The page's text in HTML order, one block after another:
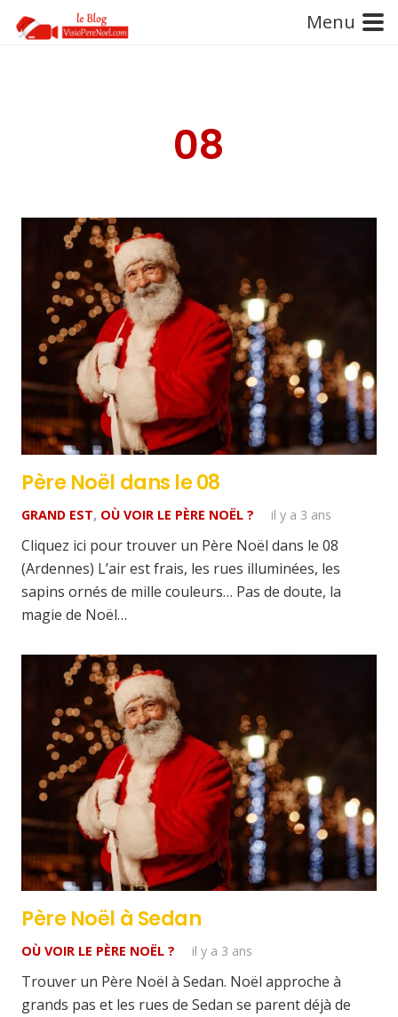
Menu
08
Père Noël dans le 08
GRAND EST, OÙ VOIR LE PÈRE NOËL ? il y a 3 ans
Cliquez ici pour trouver un Père Noël dans le 08
(Ardennes) L’air est frais, les rues illuminées, les
sapins ornés de mille couleurs… Pas de doute, la
magie de Noël…
Père Noël à Sedan
OÙ VOIR LE PÈRE NOËL ? il y a 3 ans
Trouver un Père Noël à Sedan. Noël approche à
grands pas et les rues de Sedan se parent déjà de